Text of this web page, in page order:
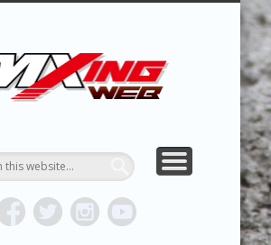
トク
HOME
TOPICS
ABOUT MX
RESULTS
REPORT
MXING & MXING＋PLUS
HYPER MXING
CONTACT